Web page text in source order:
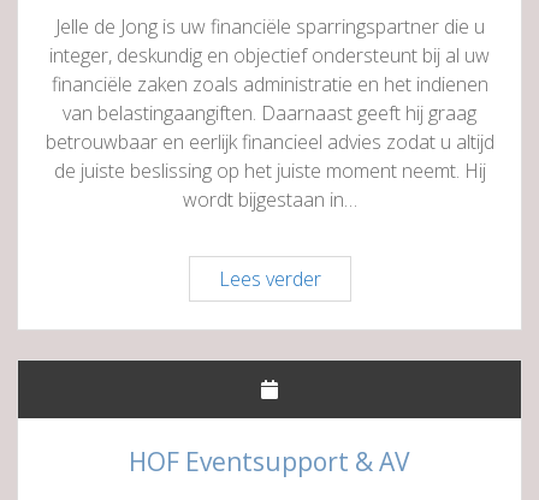
Jelle de Jong is uw financiële sparringspartner die u
integer, deskundig en objectief ondersteunt bij al uw
financiële zaken zoals administratie en het indienen
van belastingaangiften. Daarnaast geeft hij graag
betrouwbaar en eerlijk financieel advies zodat u altijd
de juiste beslissing op het juiste moment neemt. Hij
wordt bijgestaan in…
Lees verderJ.
de
Jong
Administratie
Advies
HOF Eventsupport & AV